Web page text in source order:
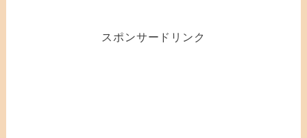
スポンサードリンク